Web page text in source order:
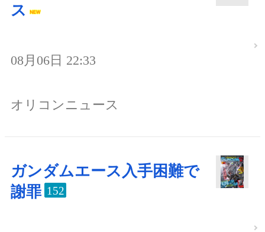
ス
08月06日 22:33
オリコンニュース
ガンダムエース入手困難で
謝罪 152